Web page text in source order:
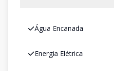
Água Encanada
Energia Elétrica